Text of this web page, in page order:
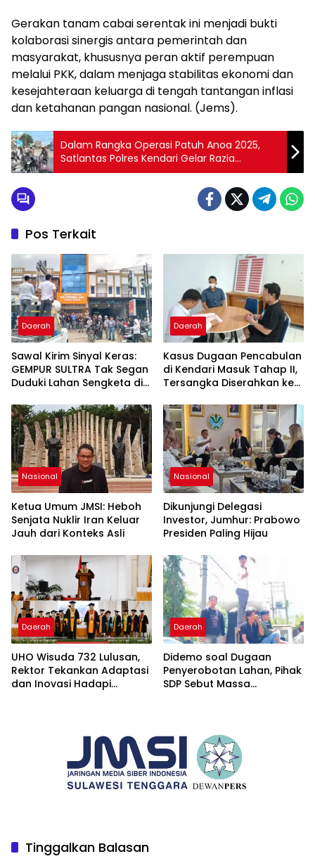
Gerakan tanam cabai serentak ini menjadi bukti
kolaborasi sinergis antara pemerintah dan
masyarakat, khususnya peran aktif perempuan
melalui PKK, dalam menjaga stabilitas ekonomi dan
kesejahteraan keluarga di tengah tantangan inflasi
dan ketahanan pangan nasional. (Jems).
Dalam Rangka Operasi Patuh Anoa 2025,
Satlantas Polres Kendari Gelar Razia
Kendaraan Bermotor
Pos Terkait
Daerah
Sawal Kirim Sinyal Keras:
GEMPUR SULTRA Tak Segan
Duduki Lahan Sengketa di
Daerah
Kasus Dugaan Pencabulan
di Kendari Masuk Tahap II,
Tersangka Diserahkan ke
Nasional
Ketua Umum JMSI: Heboh
Senjata Nuklir Iran Keluar
Jauh dari Konteks Asli
Nasional
Dikunjungi Delegasi
Investor, Jumhur: Prabowo
Presiden Paling Hijau
Daerah
UHO Wisuda 732 Lulusan,
Rektor Tekankan Adaptasi
dan Inovasi Hadapi
Daerah
Didemo soal Dugaan
Penyerobotan Lahan, Pihak
SDP Sebut Massa
Tinggalkan Balasan